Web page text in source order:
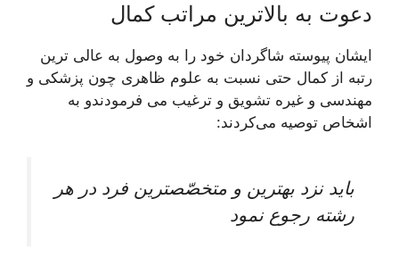
دعوت به بالاترین مراتب کمال
ایشان پيوسته شاگردان خود را به وصول به عالی ترين
رتبه از كمال حتى نسبت به علوم ظاهرى چون پزشكى و
مهندسى و غيره تشويق و ترغيب می ‏فرمودندو به
اشخاص توصيه می‌كردند:
بايد نزد بهترين و متخصّص‏ترين فرد در هر
رشته رجوع نمود